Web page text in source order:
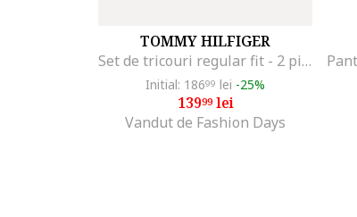
TOMMY HILFIGER
Set de tricouri regular fit - 2 piese, Alb/Albastru inchis
Initial: 18699 lei -25%
13999lei
Vandut de Fashion Days